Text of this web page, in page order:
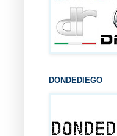
DONDEDIEGO